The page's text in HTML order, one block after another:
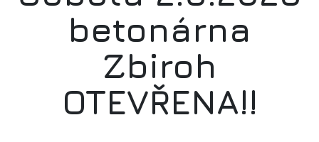
betonárna
Zbiroh
OTEVŘENA!!